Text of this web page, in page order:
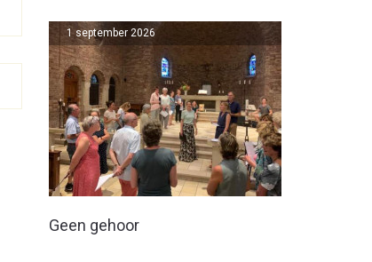
Geen gehoor
1 september 2026